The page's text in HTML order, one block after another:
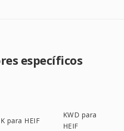
específicos
para HEIF
KWD para
HEIF